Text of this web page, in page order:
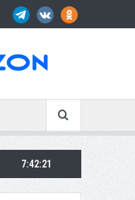
Три автомобиля сгорели
7:42:23